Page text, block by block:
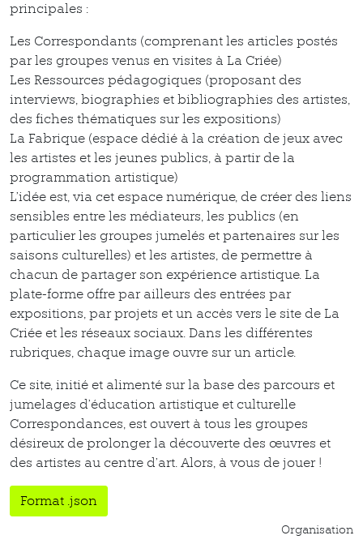
principales :
Les Correspondants (comprenant les articles postés
par les groupes venus en visites à La Criée)
Les Ressources pédagogiques (proposant des
interviews, biographies et bibliographies des artistes,
des fiches thématiques sur les expositions)
La Fabrique (espace dédié à la création de jeux avec
les artistes et les jeunes publics, à partir de la
programmation artistique)
L’idée est, via cet espace numérique, de créer des liens
sensibles entre les médiateurs, les publics (en
particulier les groupes jumelés et partenaires sur les
saisons culturelles) et les artistes, de permettre à
chacun de partager son expérience artistique. La
plate-forme offre par ailleurs des entrées par
expositions, par projets et un accès vers le site de La
Criée et les réseaux sociaux. Dans les différentes
rubriques, chaque image ouvre sur un article.
Ce site, initié et alimenté sur la base des parcours et
jumelages d’éducation artistique et culturelle
Correspondances, est ouvert à tous les groupes
désireux de prolonger la découverte des œuvres et
des artistes au centre d’art. Alors, à vous de jouer !
Format .json
Organisation